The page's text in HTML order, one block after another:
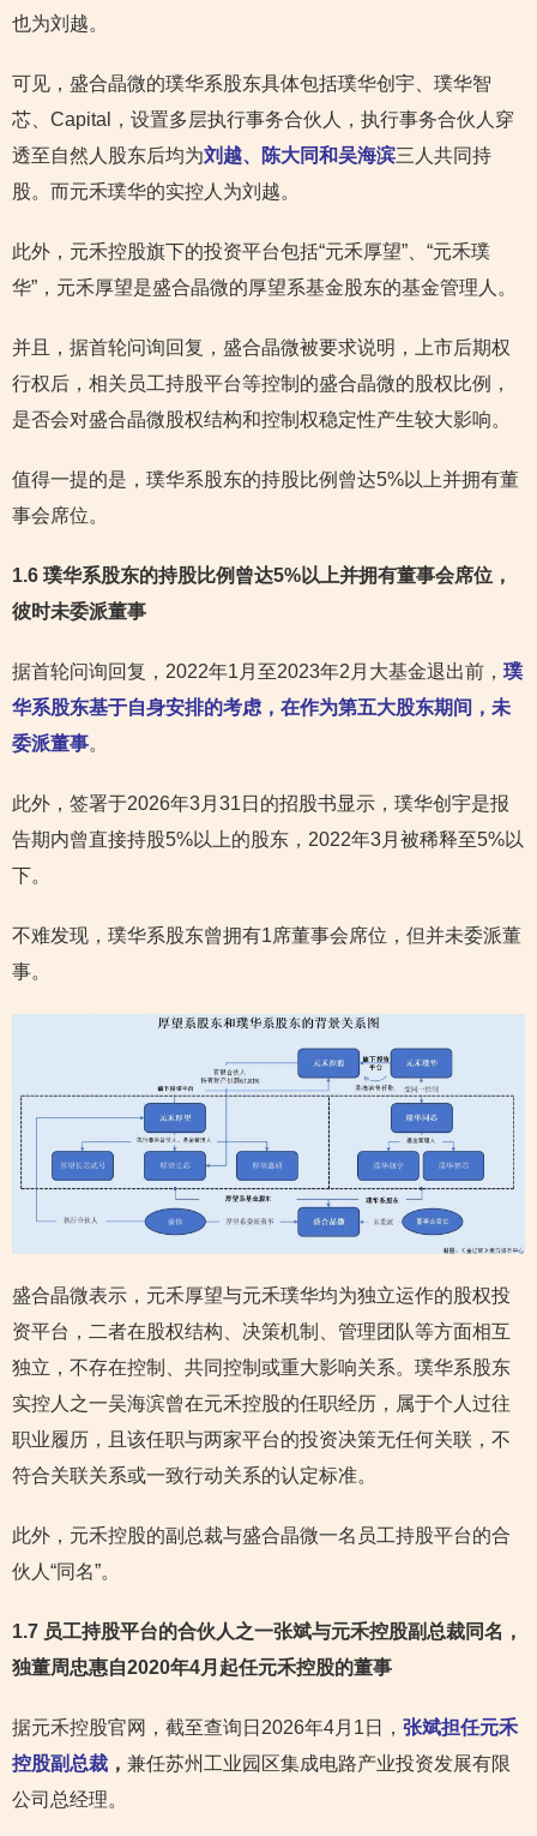
也为刘越。
可见，盛合晶微的璞华系股东具体包括璞华创宇、璞华智
芯、Capital，设置多层执行事务合伙人，执行事务合伙人穿
透至自然人股东后均为刘越、陈大同和吴海滨三人共同持
股。而元禾璞华的实控人为刘越。
此外，元禾控股旗下的投资平台包括“元禾厚望”、“元禾璞
华”，元禾厚望是盛合晶微的厚望系基金股东的基金管理人。
并且，据首轮问询回复，盛合晶微被要求说明，上市后期权
行权后，相关员工持股平台等控制的盛合晶微的股权比例，
是否会对盛合晶微股权结构和控制权稳定性产生较大影响。
值得一提的是，璞华系股东的持股比例曾达5%以上并拥有董
事会席位。
1.6 璞华系股东的持股比例曾达5%以上并拥有董事会席位，
彼时未委派董事
据首轮问询回复，2022年1月至2023年2月大基金退出前， 璞
华系股东基于自身安排的考虑，在作为第五大股东期间，未
委派董事。
此外，签署于2026年3月31日的招股书显示，璞华创宇是报
告期内曾直接持股5%以上的股东，2022年3月被稀释至5%以
下。
不难发现，璞华系股东曾拥有1席董事会席位，但并未委派董
事。
盛合晶微表示，元禾厚望与元禾璞华均为独立运作的股权投
资平台，二者在股权结构、决策机制、管理团队等方面相互
独立，不存在控制、共同控制或重大影响关系。璞华系股东
实控人之一吴海滨曾在元禾控股的任职经历，属于个人过往
职业履历，且该任职与两家平台的投资决策无任何关联，不
符合关联关系或一致行动关系的认定标准。
此外，元禾控股的副总裁与盛合晶微一名员工持股平台的合
伙人“同名”。
1.7 员工持股平台的合伙人之一张斌与元禾控股副总裁同名 ，
独董周忠惠自2020年4月起任元禾控股的董事
据元禾控股官网，截至查询日2026年4月1日， 张斌担任元禾
控股副总裁 ， 兼任苏州工业园区集成电路产业投资发展有限
公司总经理。